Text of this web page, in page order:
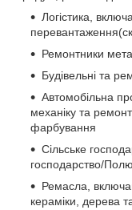
Логістика,
Ремонтники
Будівельні та
Автомобільна
механіку та
фарбування
Сільське
господарство/
Ремасла,
кераміки, дерева